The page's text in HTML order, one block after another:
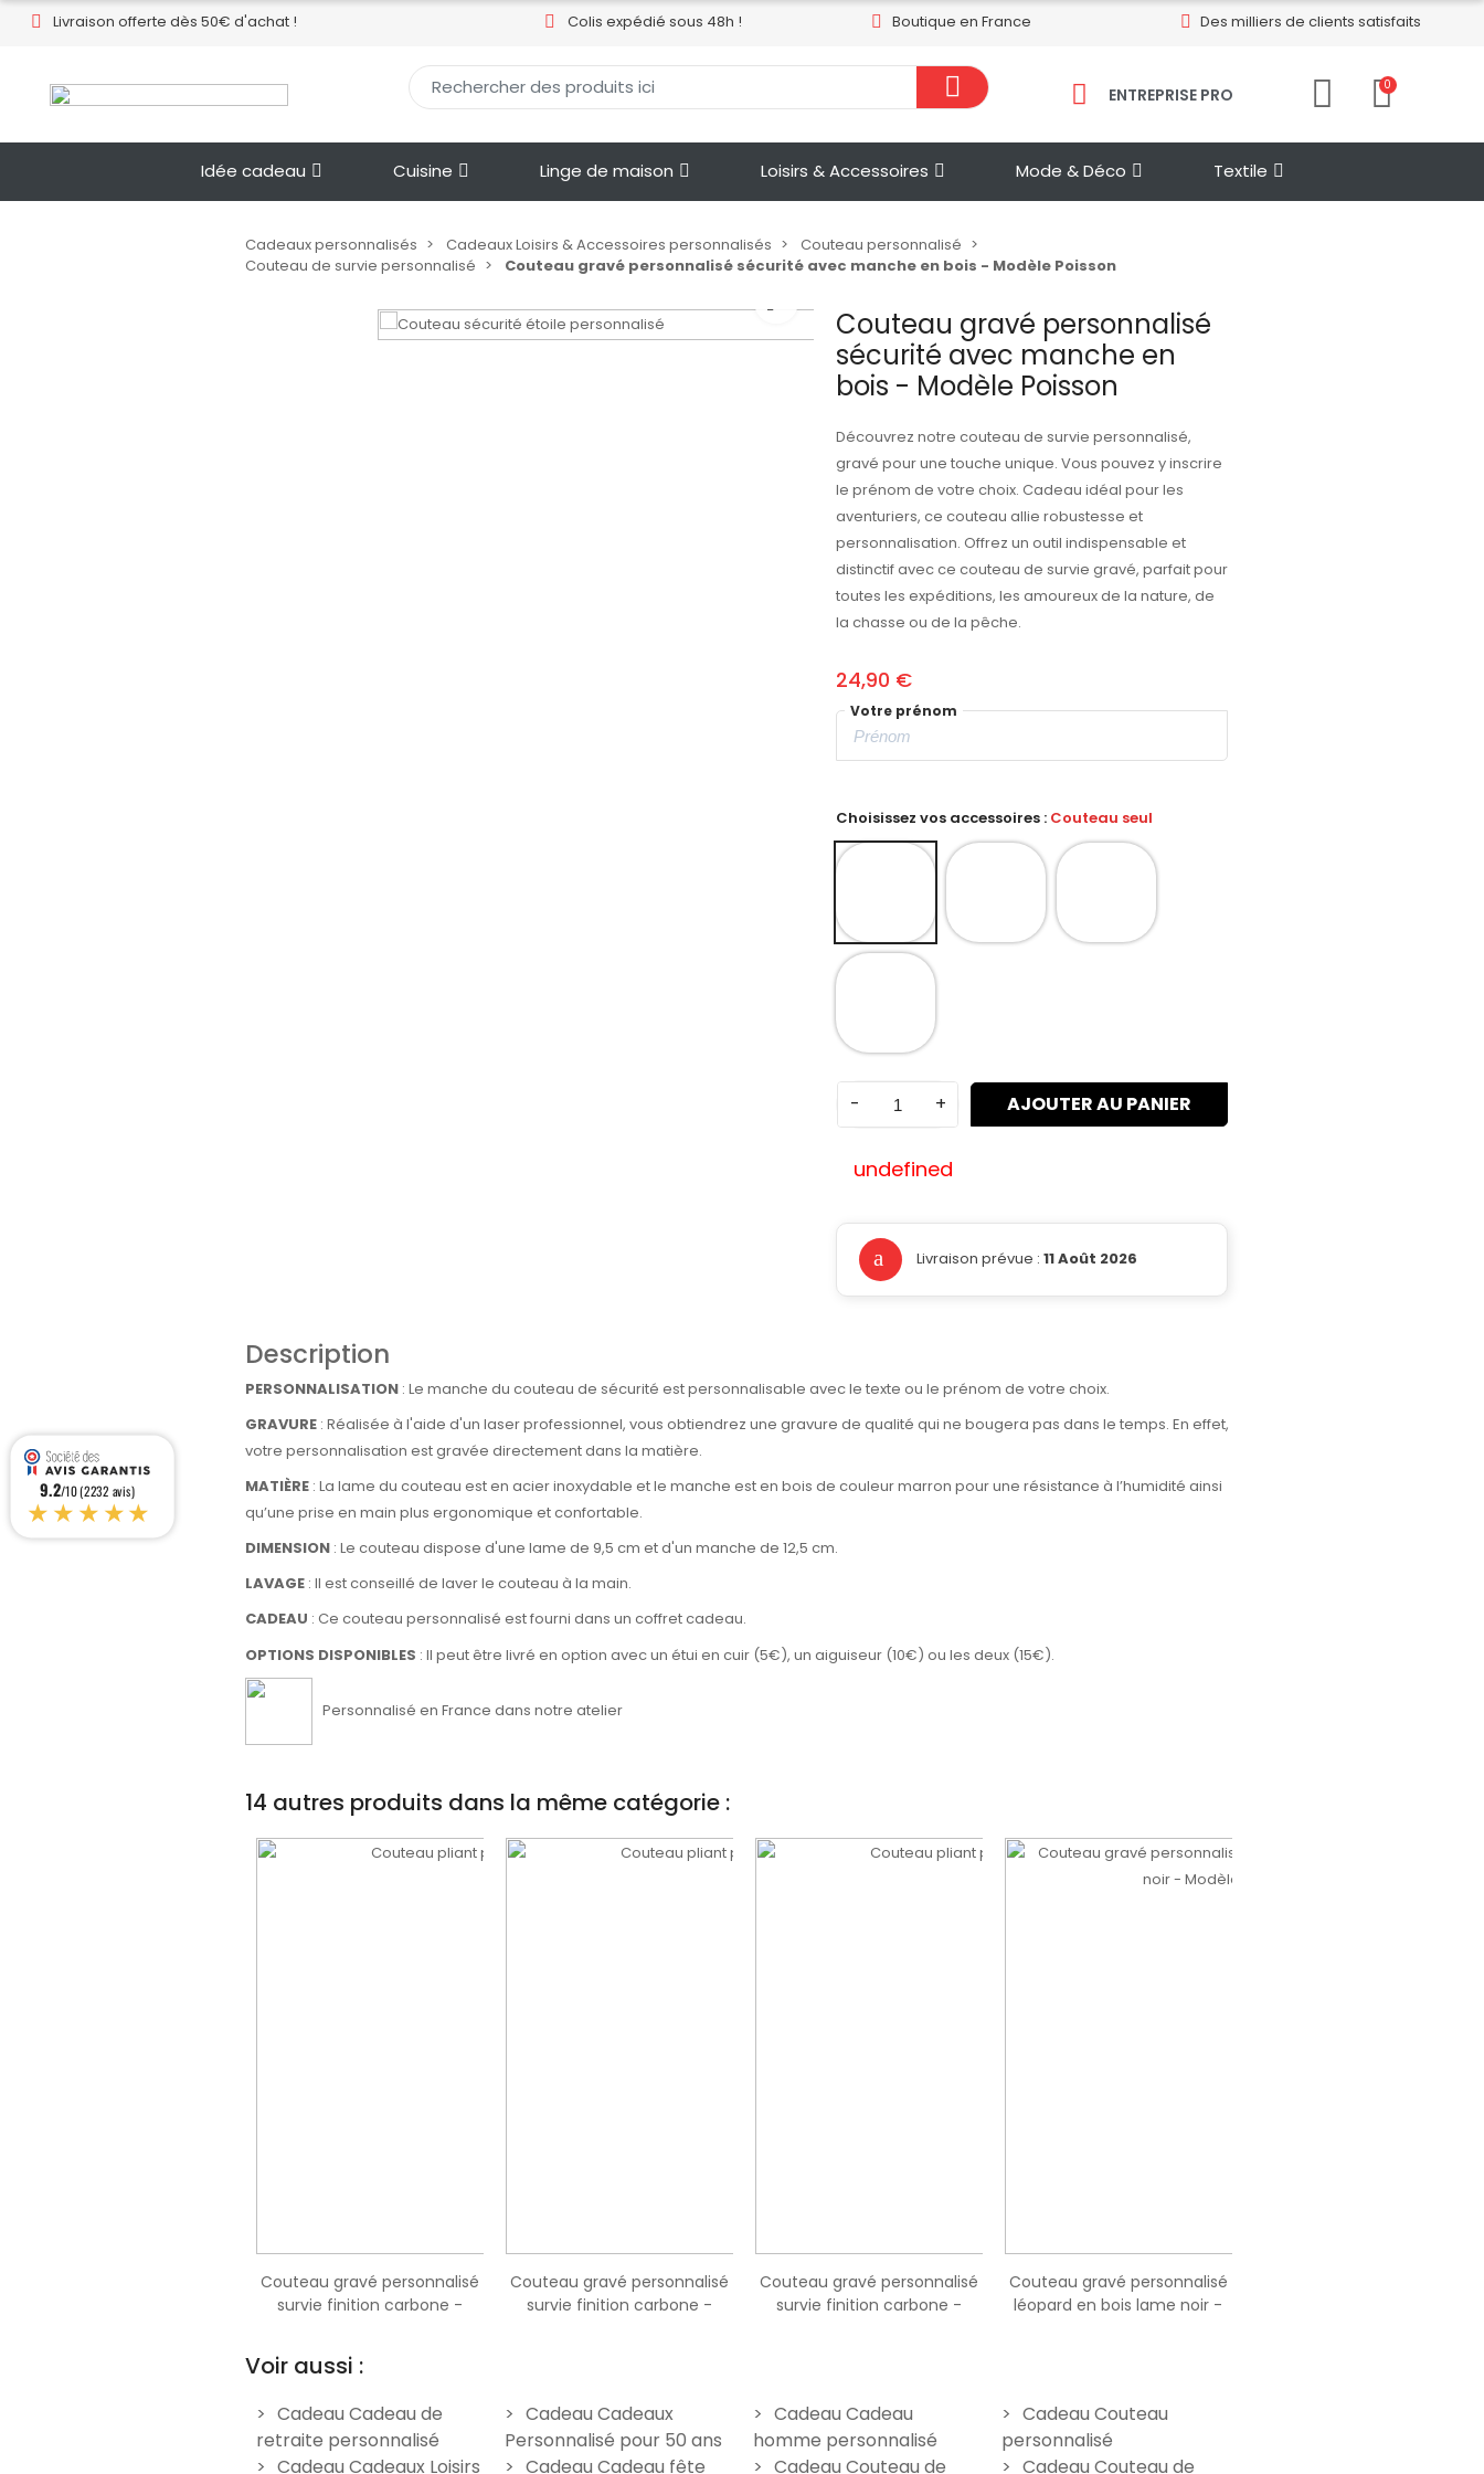
Livraison offerte dès 50€ d'achat !​ Colis expédié sous 48h ! Boutique en France Des milliers de clients satisfaits
ENTREPRISE PRO​ 0
Idée cadeau Cuisine Linge de maison Loisirs & Accessoires Mode & Déco Textile
Cadeaux personnalisés Cadeaux Loisirs & Accessoires personnalisés
Couteau personnalisé
Couteau de survie personnalisé
Couteau gravé personnalisé sécurité avec manche en bois - Modèle Poisson
Couteau gravé personnalisé
sécurité avec manche en
bois - Modèle Poisson
Découvrez notre couteau de survie personnalisé,
gravé pour une touche unique. Vous pouvez y inscrire
le prénom de votre choix. Cadeau idéal pour les
aventuriers, ce couteau allie robustesse et
personnalisation. Offrez un outil indispensable et
distinctif avec ce couteau de survie gravé, parfait pour
toutes les expéditions, les amoureux de la nature, de
la chasse ou de la pêche.
24,90 €
Votre prénom
Choisissez vos accessoires : Couteau seul
- + AJOUTER AU PANIER
undefined
Livraison prévue : 11 Août 2026
Description
PERSONNALISATION: Le manche du couteau de sécurité est personnalisable avec le texte ou le prénom de votre choix.
GRAVURE: Réalisée à l'aide d'un laser professionnel, vous obtiendrez une gravure de qualité qui ne bougera pas dans le temps. En effet,
votre personnalisation est gravée directement dans la matière.
MATIÈRE: La lame du couteau est en acier inoxydable et le manche est en bois de couleur marron pour une résistance à l’humidité ainsi
qu’une prise en main plus ergonomique et confortable.
DIMENSION: Le couteau dispose d'une lame de 9,5 cm et d'un manche de 12,5 cm.
LAVAGE: Il est conseillé de laver le couteau à la main.
CADEAU : Ce couteau personnalisé est fourni dans un coffret cadeau.
OPTIONS DISPONIBLES : Il peut être livré en option avec un étui en cuir (5€), un aiguiseur (10€) ou les deux (15€).
Personnalisé en France dans notre atelier
14 autres produits dans la même catégorie :
Couteau gravé personnalisé
survie finition carbone -
Couteau gravé personnalisé
survie finition carbone -
Couteau gravé personnalisé
survie finition carbone -
Couteau gravé personnalisé
léopard en bois lame noir -
Voir aussi :
Cadeau Cadeau de
retraite personnalisé
Cadeau Cadeaux
Personnalisé pour 50 ans
Cadeau Cadeau
homme personnalisé
Cadeau Couteau
personnalisé
Cadeau Cadeaux Loisirs
Cadeau Cadeau fête Cadeau Couteau de Cadeau Couteau de
9.2/10 (2232 avis)
★★★★★